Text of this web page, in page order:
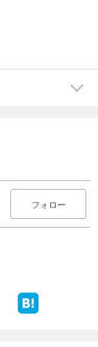
カート
フォロー